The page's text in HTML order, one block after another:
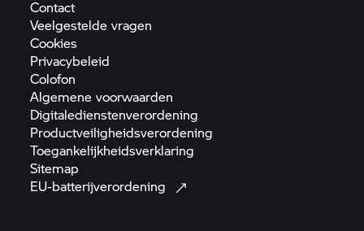
Contact
Veelgesteldevragen
Cookies
Privacybeleid
Colofon
Algemenevoorwaarden
Digitaledienstenverordening
Productveiligheidsverordening
Toegankelijkheidsverklaring
Sitemap
EU-batterijverordening